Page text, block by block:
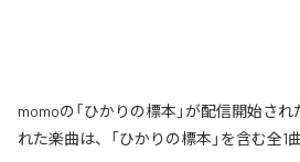
momoの「ひかりの標本」が配信開始さ
れた楽曲は、「ひかりの標本」を含む全1